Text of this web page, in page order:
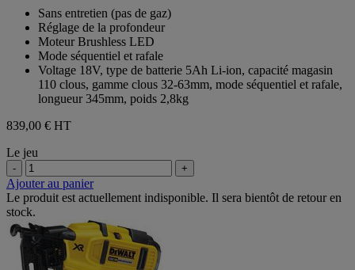
étoiles.
Sans entretien (pas de gaz)
Réglage de la profondeur
Moteur Brushless LED
Mode séquentiel et rafale
Voltage 18V, type de batterie 5Ah Li-ion, capacité magasin
110 clous, gamme clous 32-63mm, mode séquentiel et rafale,
longueur 345mm, poids 2,8kg
839,00 € HT
Le jeu
- +
Ajouter au panier
Le produit est actuellement indisponible. Il sera bientôt de retour en
stock.